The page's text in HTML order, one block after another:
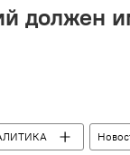
должен